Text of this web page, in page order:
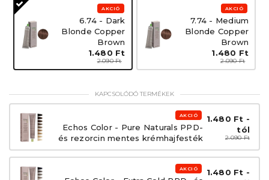
AKCIÓ
6.74 - Dark
Blonde Copper
Brown
1.480 Ft
2.090 Ft
AKCIÓ
7.74 - Medium
Blonde Copper
Brown
1.480 Ft
2.090 Ft
KAPCSOLÓDÓ TERMÉKEK
AKCIÓ
Echos Color - Pure Naturals PPD-
és rezorcin mentes krémhajfesték
1.480 Ft -
tól
2.090 Ft
AKCIÓ
1.480 Ft -